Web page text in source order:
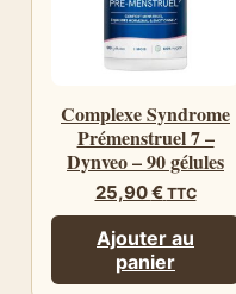
Complexe Syndrome
Prémenstruel 7 –
Dynveo – 90 gélules
25,90€ TTC
Ajouter au
panier